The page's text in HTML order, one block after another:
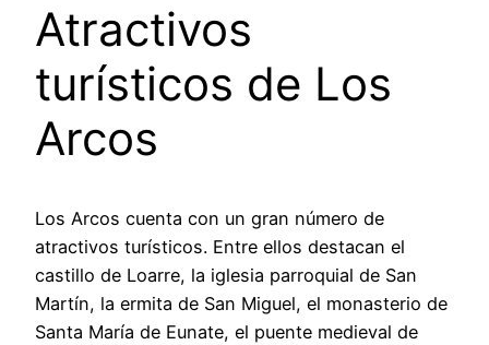
Atractivos
turísticos de Los
Arcos
Los Arcos cuenta con un gran número de
atractivos turísticos. Entre ellos destacan el
castillo de Loarre, la iglesia parroquial de San
Martín, la ermita de San Miguel, el monasterio de
Santa María de Eunate, el puente medieval de